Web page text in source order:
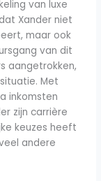
van luxe
Xander niet
maar ook
van dit
aangetrokken,
Met
inkomsten
zijn carrière
keuzes heeft
andere